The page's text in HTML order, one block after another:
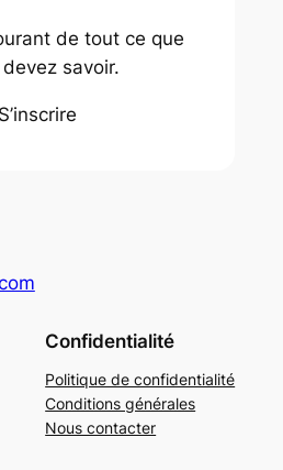
de tout ce que
savoir.
S’inscrire
Confidentialité
Politique de confidentialité
Conditions générales
Nous contacter